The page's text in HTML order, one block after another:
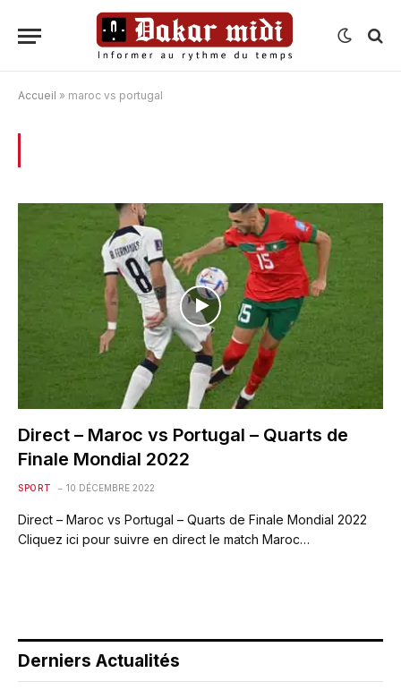
Accueil » maroc vs portugal
Direct – Maroc vs Portugal – Quarts de
Finale Mondial 2022
SPORT 10 DÉCEMBRE 2022
Direct – Maroc vs Portugal – Quarts de Finale Mondial 2022
Cliquez ici pour suivre en direct le match Maroc…
Derniers Actualités